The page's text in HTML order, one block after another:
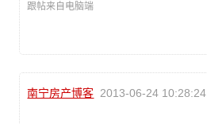
跟帖来自电脑端
南宁房产博客 2013-06-24 10:28:24